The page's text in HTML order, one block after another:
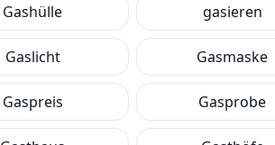
Gashülle gasieren
Gaslicht Gasmaske
Gaspreis Gasprobe